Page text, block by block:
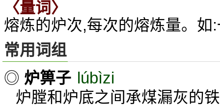
〈量词〉
熔炼的炉次,每次的熔炼量。如
常用词组
◎ 炉箅子 lúbìzi
炉膛和炉底之间承煤漏灰的